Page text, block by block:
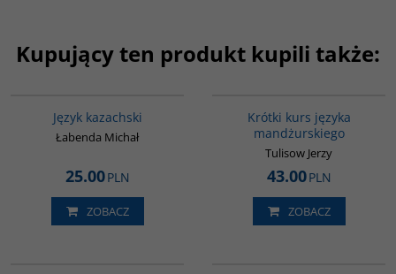
Kupujący ten produkt kupili także:
Język kazachski
Łabenda Michał
25.00PLN
ZOBACZ
Krótki kurs języka
mandżurskiego
Tulisow Jerzy
43.00PLN
ZOBACZ